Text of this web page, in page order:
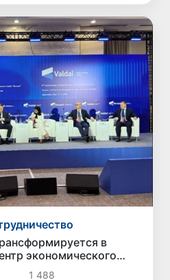
в
экономического
связанности Евразии
1 488